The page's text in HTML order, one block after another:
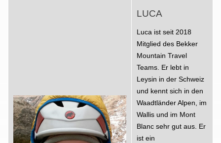
LUCA
Luca ist seit 2018
Mitglied des Bekker
Mountain Travel
Teams. Er lebt in
Leysin in der Schweiz
und kennt sich in den
Waadtländer Alpen, im
Wallis und im Mont
Blanc sehr gut aus. Er
ist ein